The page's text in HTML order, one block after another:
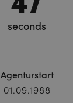
seconds
Agenturstart
01.09.1988